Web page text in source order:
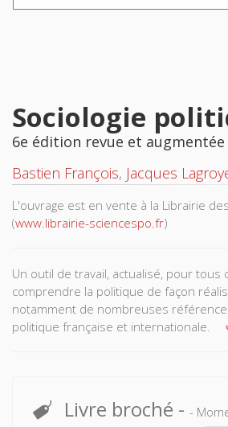
Sociologie
6e édition revue et augmentée
Bastien François, Jacques
L'ouvrage est en vente à la Librairie
(www.librairie-sciencespo.fr)
Un outil de travail, actualisé, pour tous
comprendre la politique de façon
notamment de nombreuses
politique française et internationale.
Livre broché - -